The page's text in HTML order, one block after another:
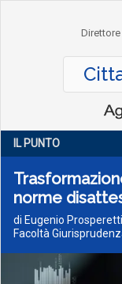
IL PUNTO
norme
di Eugenio
Facoltà